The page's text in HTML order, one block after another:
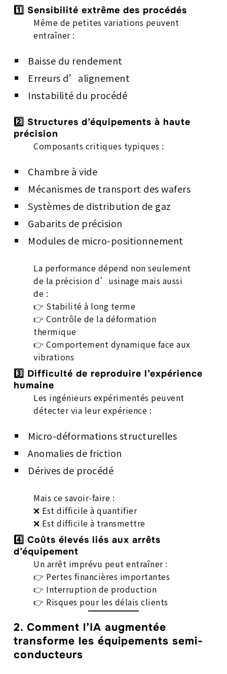
1️⃣ Sensibilité extrême des procédés
Même de petites variations peuvent
entraîner :
Baisse du rendement
Erreurs d’alignement
Instabilité du procédé
2️⃣ Structures d’équipements à haute
précision
Composants critiques typiques :
Chambre à vide
Mécanismes de transport des wafers
Systèmes de distribution de gaz
Gabarits de précision
Modules de micro-positionnement
La performance dépend non seulement
de la précision d’usinage mais aussi
de :
👉 Stabilité à long terme
👉 Contrôle de la déformation
thermique
👉 Comportement dynamique face aux
vibrations
3️⃣ Difficulté de reproduire l’expérience
humaine
Les ingénieurs expérimentés peuvent
détecter via leur expérience :
Micro-déformations structurelles
Anomalies de friction
Dérives de procédé
Mais ce savoir-faire :
❌ Est difficile à quantifier
❌ Est difficile à transmettre
4️⃣ Coûts élevés liés aux arrêts
d’équipement
Un arrêt imprévu peut entraîner :
👉 Pertes financières importantes
👉 Interruption de production
👉 Risques pour les délais clients
2. Comment l’IA augmentée
transforme les équipements semi-
conducteurs